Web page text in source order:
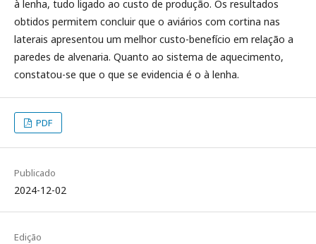
à lenha, tudo ligado ao custo de produção. Os resultados
obtidos permitem concluir que o aviários com cortina nas
laterais apresentou um melhor custo-benefício em relação a
paredes de alvenaria. Quanto ao sistema de aquecimento,
constatou-se que o que se evidencia é o à lenha.
PDF
Publicado
2024-12-02
Edição